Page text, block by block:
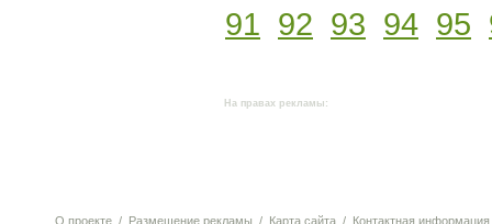
91 92 93 94 95
На правах рекламы:
О проекте / Размещение рекламы / Карта сайта / Контактная информация